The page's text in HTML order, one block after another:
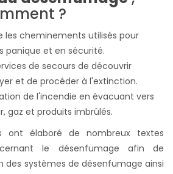
?
les cheminements utilisés pour
panique et en sécurité.
de secours de découvrir
et de procéder à l'extinction.
de l'incendie en évacuant vers
gaz et produits imbrûlés.
ont élaboré de nombreux textes
le désenfumage afin de
des systèmes de désenfumage ainsi